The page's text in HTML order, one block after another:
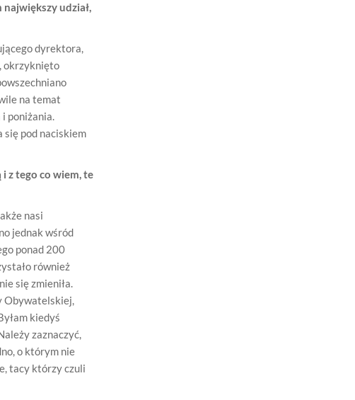
udział,
dyrektora,
okrzyknięto
na temat
poniżania.
się pod naciskiem
i z tego co wiem, te
nasi
jednak wśród
ponad 200
również
się zmieniła.
Obywatelskiej,
kiedyś
zaznaczyć,
o którym nie
tacy którzy czuli